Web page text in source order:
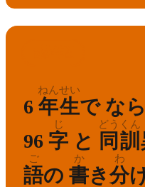
6 年
ねん
生
せい
で な
96 字
じ
と 同
どう
訓
くん
語
ご
の 書
か
き分
わ